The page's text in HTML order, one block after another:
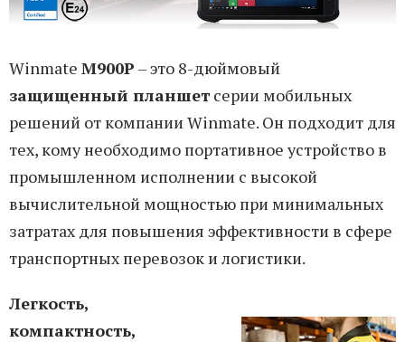
Winmate M900P – это 8-дюймовый
защищенный планшет серии мобильных
решений от компании Winmate. Он подходит для
тех, кому необходимо портативное устройство в
промышленном исполнении с высокой
вычислительной мощностью при минимальных
затратах для повышения эффективности в сфере
транспортных перевозок и логистики.
Легкость,
компактность,